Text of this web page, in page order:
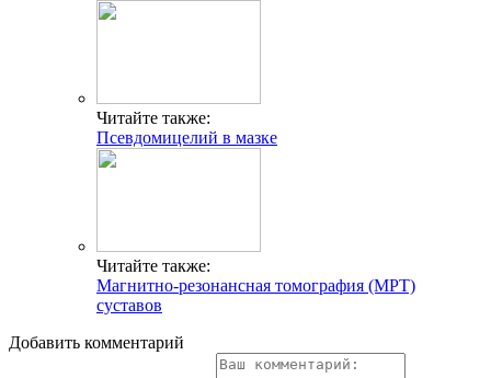
Читайте также:
Псевдомицелий в мазке
Читайте также:
Магнитно-резонансная томография (МРТ)
суставов
Добавить комментарий